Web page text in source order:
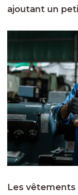
ajoutant un
Les